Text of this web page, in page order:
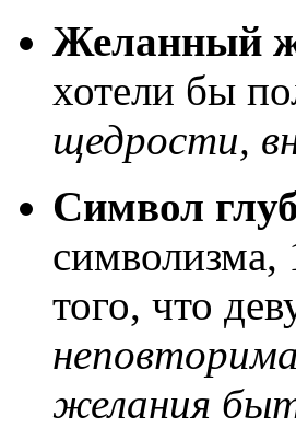
Желанный
хотели бы
щедрости,
Символ
символизма,
того, что
желания